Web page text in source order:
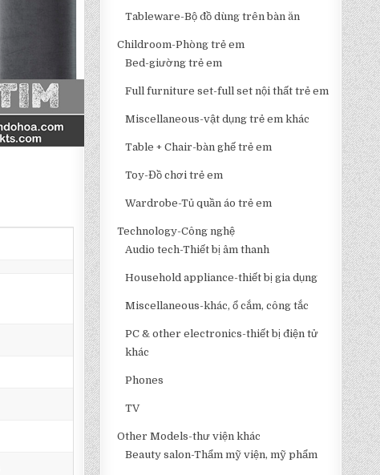
Tableware-Bộ đồ dùng trên bàn ăn
Childroom-Phòng trẻ em
Bed-giường trẻ em
Full furniture set-full set nội thất trẻ em
Miscellaneous-vật dụng trẻ em khác
Table + Chair-bàn ghế trẻ em
Toy-Đồ chơi trẻ em
Wardrobe-Tủ quần áo trẻ em
Technology-Công nghệ
Audio tech-Thiết bị âm thanh
Household appliance-thiết bị gia dụng
Miscellaneous-khác, ổ cắm, công tắc
PC & other electronics-thiết bị điện tử
khác
Phones
TV
Other Models-thư viện khác
Beauty salon-Thẩm mỹ viện, mỹ phẩm